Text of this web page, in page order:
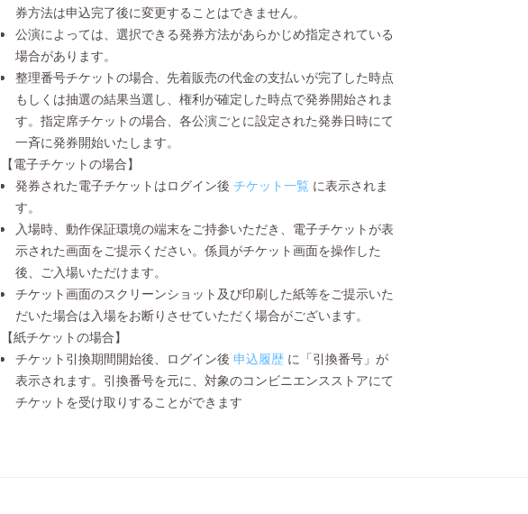
券方法は申込完了後に変更することはできません。
公演によっては、選択できる発券方法があらかじめ指定されている
場合があります。
整理番号チケットの場合、先着販売の代金の支払いが完了した時点
もしくは抽選の結果当選し、権利が確定した時点で発券開始されま
す。指定席チケットの場合、各公演ごとに設定された発券日時にて
一斉に発券開始いたします。
【電子チケットの場合】
発券された電子チケットはログイン後 チケット一覧 に表示されま
す。
入場時、動作保証環境の端末をご持参いただき、電子チケットが表
示された画面をご提示ください。係員がチケット画面を操作した
後、ご入場いただけます。
チケット画面のスクリーンショット及び印刷した紙等をご提示いた
だいた場合は入場をお断りさせていただく場合がございます。
【紙チケットの場合】
チケット引換期間開始後、ログイン後 申込履歴 に「引換番号」が
表示されます。引換番号を元に、対象のコンビニエンスストアにて
チケットを受け取りすることができます